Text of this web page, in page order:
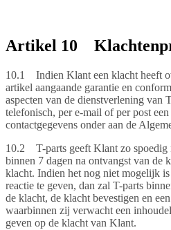
Artikel 10
10.1 Indien Klant een klacht heeft
artikel aangaande garantie en
aspecten van de dienstverlening van
telefonisch, per e-mail of per post
contactgegevens onder aan de
10.2 T-parts geeft Klant zo spoedig
binnen 7 dagen na ontvangst van de
klacht. Indien het nog niet mogelijk
reactie te geven, dan zal T-parts
de klacht, de klacht bevestigen en
waarbinnen zij verwacht een
geven op de klacht van Klant.